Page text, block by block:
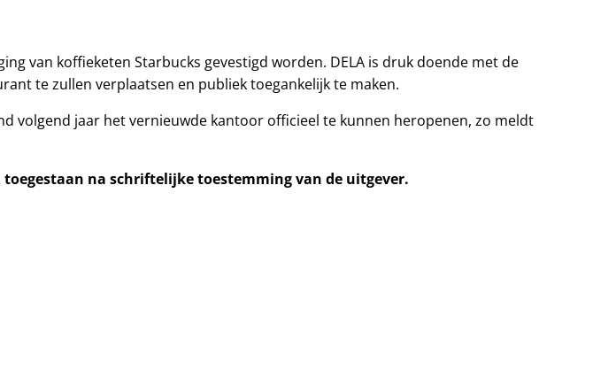
van koffieketen Starbucks gevestigd worden. DELA is druk doende met de
te zullen verplaatsen en publiek toegankelijk te maken.
volgend jaar het vernieuwde kantoor officieel te kunnen heropenen, zo meldt
na schriftelijke toestemming van de uitgever.